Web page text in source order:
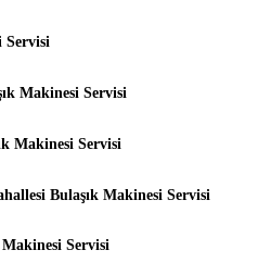
Servisi
Makinesi Servisi
Makinesi Servisi
Bulaşık Makinesi Servisi
Servisi